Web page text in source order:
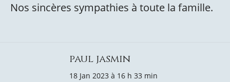
Nos sincères sympathies à toute la famille.
paul jasmin
18 Jan 2023 à 16 h 33 min